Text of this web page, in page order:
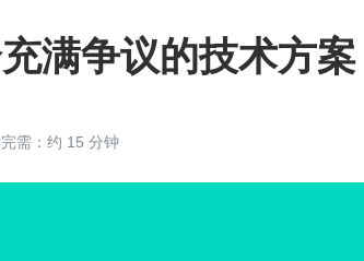
满争议的技术方案
需：约 15 分钟